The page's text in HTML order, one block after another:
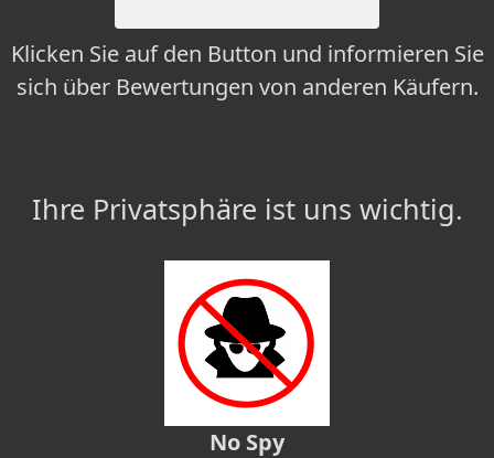
Klicken Sie auf den Button und informieren Sie
sich über Bewertungen von anderen Käufern.
Ihre Privatsphäre ist uns wichtig.
No Spy